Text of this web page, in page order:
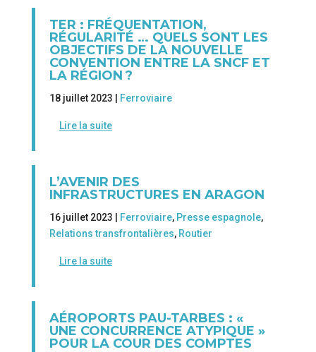
TER : FRÉQUENTATION,
RÉGULARITÉ … QUELS SONT LES
OBJECTIFS DE LA NOUVELLE
CONVENTION ENTRE LA SNCF ET
LA RÉGION ?
18 juillet 2023 | Ferroviaire
Lire la suite
L’AVENIR DES
INFRASTRUCTURES EN ARAGON
16 juillet 2023 | Ferroviaire, Presse espagnole,
Relations transfrontalières, Routier
Lire la suite
AÉROPORTS PAU-TARBES : «
UNE CONCURRENCE ATYPIQUE »
POUR LA COUR DES COMPTES